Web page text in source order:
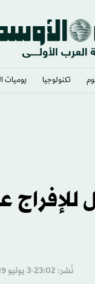
تكنولوجيا يوميات
للإفراج
نُشر: 23:02-3 يوليو 2019 م ـ 01 ذو القِعدة 1440 هـ